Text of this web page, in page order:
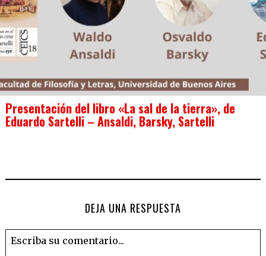
Presentación del libro «La sal de la tierra», de
Eduardo Sartelli – Ansaldi, Barsky, Sartelli
DEJA UNA RESPUESTA